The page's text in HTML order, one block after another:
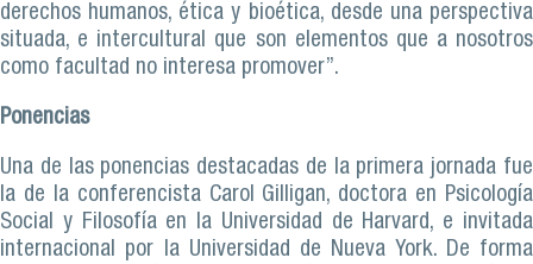
derechos humanos, ética y bioética, desde una perspectiva
situada, e intercultural que son elementos que a nosotros
como facultad no interesa promover”.
Ponencias
Una de las ponencias destacadas de la primera jornada fue
la de la conferencista Carol Gilligan, doctora en Psicología
Social y Filosofía en la Universidad de Harvard, e invitada
internacional por la Universidad de Nueva York. De forma